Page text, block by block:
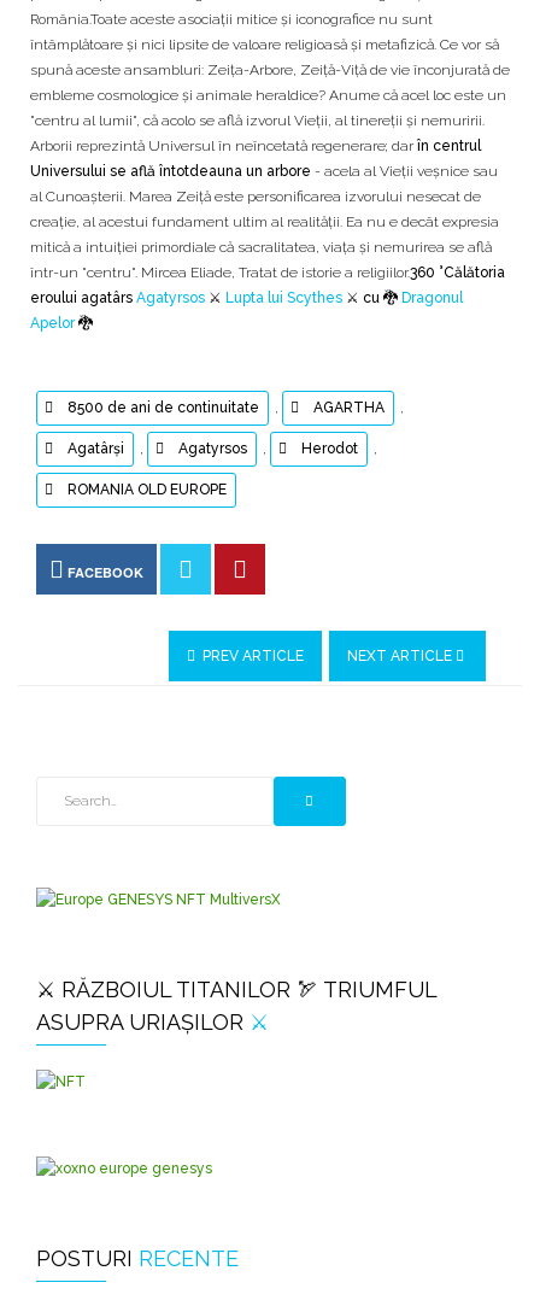
România.Toate aceste asociaţii mitice şi iconografice nu sunt
întâmplătoare şi nici lipsite de valoare religioasă şi metafizică. Ce vor să
spună aceste ansambluri: Zeiţa-Arbore, Zeiţă-Viţă de vie înconjurată de
embleme cosmologice şi animale heraldice? Anume că acel loc este un
"centru al lumii", că acolo se află izvorul Vieţii, al tinereţii şi nemuririi.
Arborii reprezintă Universul în neîncetată regenerare; dar în centrul
Universului se află întotdeauna un arbore - acela al Vieţii veşnice sau
al Cunoaşterii. Marea Zeiţă este personificarea izvorului nesecat de
creaţie, al acestui fundament ultim al realităţii. Ea nu e decât expresia
mitică a intuiţiei primordiale că sacralitatea, viaţa şi nemurirea se află
într-un "centru". Mircea Eliade, Tratat de istorie a religiilor.360 °Călătoria
eroului agatârs Agatyrsos ⚔️ Lupta lui Scythes ⚔️ cu 🐉 Dragonul
Apelor🐉
8500 de ani de continuitate , AGARTHA ,
Agatârși , Agatyrsos , Herodot ,
ROMANIA OLD EUROPE
FACEBOOK
PREV ARTICLE NEXT ARTICLE
⚔️ RĂZBOIUL TITANILOR 🏹 TRIUMFUL
ASUPRA URIAȘILOR ⚔️
POSTURI RECENTE